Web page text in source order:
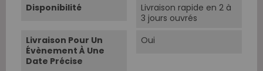
Disponibilité
Livraison rapide en 2 à
3 jours ouvrés
Livraison Pour Un
Évènement À Une
Date Précise
Oui